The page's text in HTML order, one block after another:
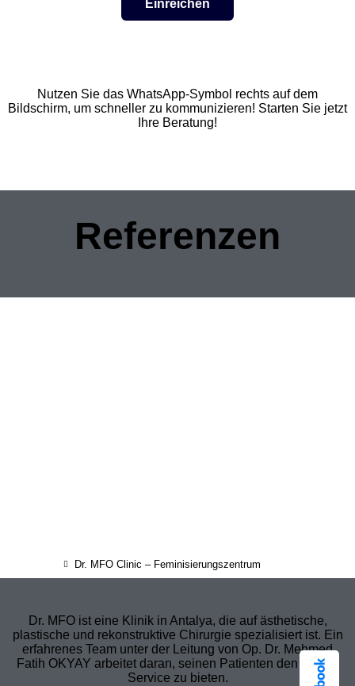
Nutzen Sie das WhatsApp-Symbol rechts auf dem
Bildschirm, um schneller zu kommunizieren! Starten Sie jetzt
Ihre Beratung!
Referenzen
Dr. MFO Clinic – Feminisierungszentrum
Dr. MFO ist eine Klinik in Antalya, die auf ästhetische,
plastische und rekonstruktive Chirurgie spezialisiert ist. Ein
erfahrenes Team unter der Leitung von Op. Dr. Mehmed
Fatih OKYAY arbeitet daran, seinen Patienten den besten
Service zu bieten.